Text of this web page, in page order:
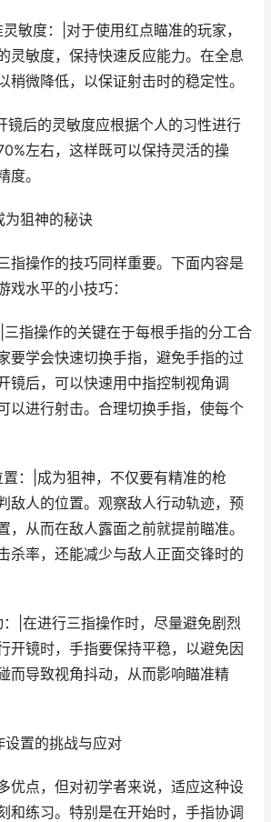
敏度：|对于使用红点瞄准的玩家，
灵敏度，保持快速反应能力。在全息
稍微降低，以保证射击时的稳定性。
镜后的灵敏度应根据个人的习性进行
左右，这样既可以保持灵活的操
度。
为狙神的秘诀
指操作的技巧同样重要。下面内容是
戏水平的小技巧：
三指操作的关键在于每根手指的分工合
要学会快速切换手指，避免手指的过
镜后，可以快速用中指控制视角调
以进行射击。合理切换手指，使每个
：|成为狙神，不仅要有精准的枪
敌人的位置。观察敌人行动轨迹，预
，从而在敌人露面之前就提前瞄准。
杀率，还能减少与敌人正面交锋时的
|在进行三指操作时，尽量避免剧烈
开镜时，手指要保持平稳，以避免因
而导致视角抖动，从而影响瞄准精
设置的挑战与应对
优点，但对初学者来说，适应这种设
和练习。特别是在开始时，手指协调